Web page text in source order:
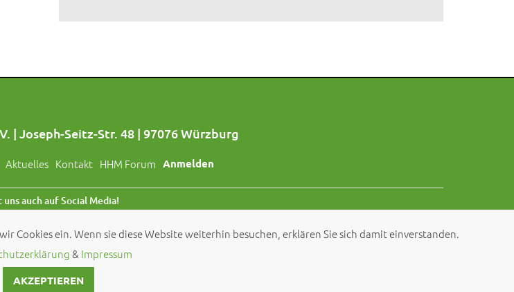
| Joseph-Seitz-Str. 48 | 97076 Würzburg
Aktuelles Kontakt HHM Forum Anmelden
uns auch auf Social Media!
Hundehilfe Mariechen e.V.
Cookies ein. Wenn sie diese Website weiterhin besuchen, erklären Sie sich damit einverstanden.
& Impressum
AKZEPTIEREN